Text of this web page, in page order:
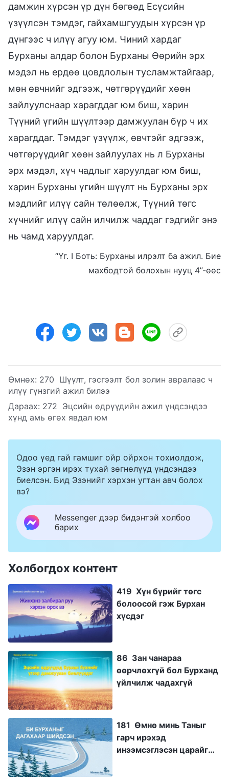
дамжин хүрсэн үр дүн бөгөөд Есүсийн
үзүүлсэн тэмдэг, гайхамшгуудын хүрсэн үр
дүнгээс ч илүү агуу юм. Чиний хардаг
Бурханы алдар болон Бурханы Өөрийн эрх
мэдэл нь ердөө цовдлолын тусламжтайгаар,
мөн өвчнийг эдгээж, чөтгөрүүдийг хөөн
зайлуулснаар харагддаг юм биш, харин
Түүний үгийн шүүлтээр дамжуулан бүр ч их
харагддаг. Тэмдэг үзүүлж, өвчтэйг эдгээж,
чөтгөрүүдийг хөөн зайлуулах нь л Бурханы
эрх мэдэл, хүч чадлыг харуулдаг юм биш,
харин Бурханы үгийн шүүлт нь Бурханы эрх
мэдлийг илүү сайн төлөөлж, Түүний төгс
хүчнийг илүү сайн илчилж чаддаг гэдгийг энэ
нь чамд харуулдаг.
“Үг. I Боть: Бурханы илрэлт ба ажил. Бие
махбодтой болохын нууц 4”-ѳѳс
Өмнөх: 270 Шүүлт, гэсгээлт бол золин авралаас ч
илүү гүнзгий ажил билээ
Дараах: 272 Эцсийн өдрүүдийн ажил үндсэндээ
хүнд амь өгөх явдал юм
Одоо үед гай гамшиг ойр ойрхон тохиолдож,
Эзэн эргэн ирэх тухай зөгнөлүүд үндсэндээ
биелсэн. Бид Эзэнийг хэрхэн угтан авч болох
вэ?
Messenger дээр бидэнтэй холбоо
барих
Холбогдох контент
419 Хүн бүрийг төгс
болоосой гэж Бурхан
хүсдэг
86 Зан чанараа
өөрчлөхгүй бол Бурханд
үйлчилж чадахгүй
181 Өмнө минь Таныг
гарч ирэхэд
инээмсэглэсэн царайг